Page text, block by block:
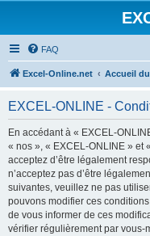
FAQ
Excel-Online.net Accueil
EXCEL-ONLINE -
En accédant à « EXCEL-
« nos », « EXCEL-ONLINE » et
acceptez d’être légalement
n’acceptez pas d’être
suivantes, veuillez ne pas
pouvons modifier ces
de vous informer de ces
vérifier régulièrement par vous-